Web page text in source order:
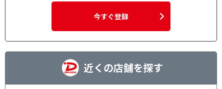
今すぐ登録
近くの店舗を探す